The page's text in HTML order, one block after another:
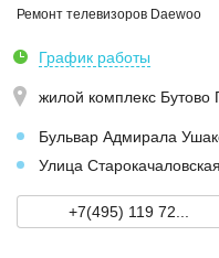
Ремонт телевизоров Daewoo
График работы
жилой комплекс Бутово
Бульвар Адмирала
Улица Старокачаловская
+7(495) 119 72...